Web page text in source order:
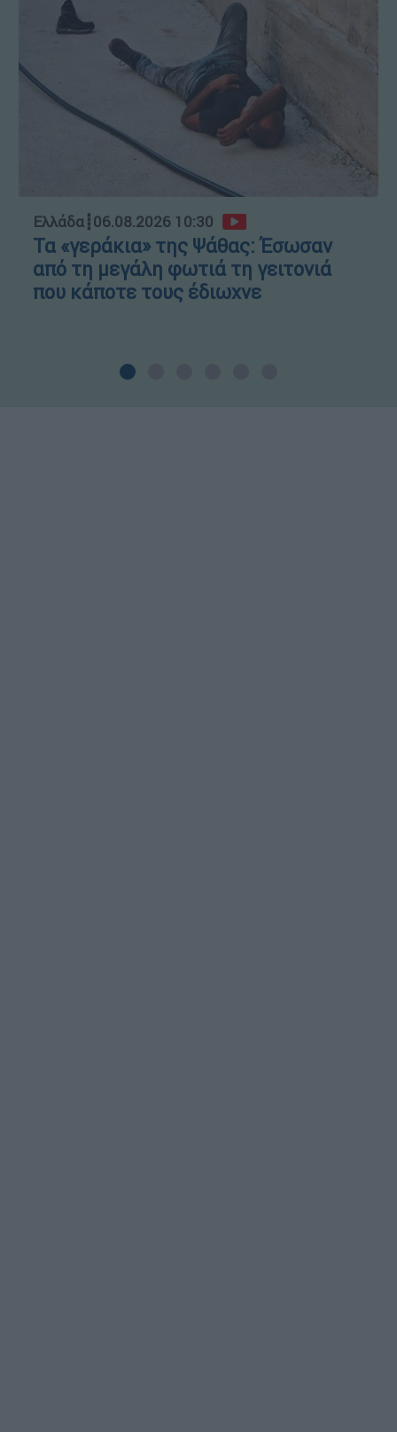
Ελλάδα┋06.08.2026 10:30
Τα «γεράκια» της Ψάθας: Έσωσαν
από τη μεγάλη φωτιά τη γειτονιά
που κάποτε τους έδιωχνε